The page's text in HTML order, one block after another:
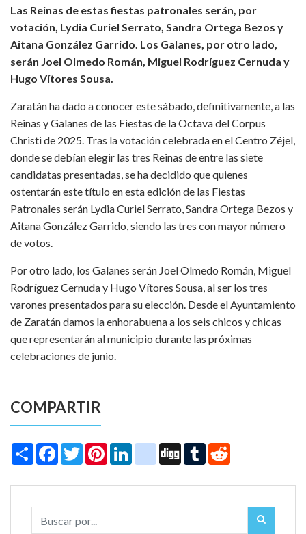
Las Reinas de estas fiestas patronales serán, por
votación, Lydia Curiel Serrato, Sandra Ortega Bezos y
Aitana González Garrido. Los Galanes, por otro lado,
serán Joel Olmedo Román, Miguel Rodríguez Cernuda y
Hugo Vítores Sousa.
Zaratán ha dado a conocer este sábado, definitivamente, a las
Reinas y Galanes de las Fiestas de la Octava del Corpus
Christi de 2025. Tras la votación celebrada en el Centro Zéjel,
donde se debían elegir las tres Reinas de entre las siete
candidatas presentadas, se ha decidido que quienes
ostentarán este título en esta edición de las Fiestas
Patronales serán Lydia Curiel Serrato, Sandra Ortega Bezos y
Aitana González Garrido, siendo las tres con mayor número
de votos.
Por otro lado, los Galanes serán Joel Olmedo Román, Miguel
Rodríguez Cernuda y Hugo Vítores Sousa, al ser los tres
varones presentados para su elección. Desde el Ayuntamiento
de Zaratán damos la enhorabuena a los seis chicos y chicas
que representarán al municipio durante las próximas
celebraciones de junio.
COMPARTIR
Share Facebook
TwitterPinterestLinkedIninstagram
Digg Tumblr